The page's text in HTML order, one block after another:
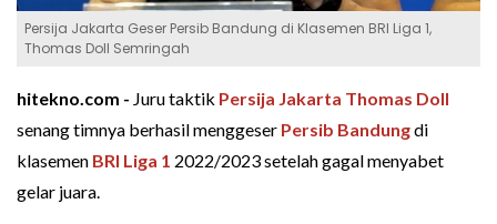
Persija Jakarta Geser Persib Bandung di Klasemen BRI Liga 1,
Thomas Doll Semringah
hitekno.com - Juru taktik Persija Jakarta Thomas Doll
senang timnya berhasil menggeser Persib Bandungdi
klasemen BRI Liga 1 2022/2023 setelah gagal menyabet
gelar juara.